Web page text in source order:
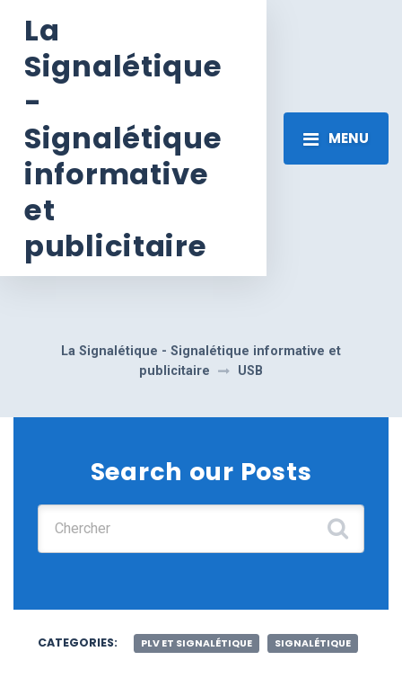
La
Signalétique
-
Signalétique
informative
et
publicitaire
MENU
La Signalétique - Signalétique informative et
publicitaire
USB
Search our Posts
CATEGORIES: PLV ET SIGNALÉTIQUE SIGNALÉTIQUE